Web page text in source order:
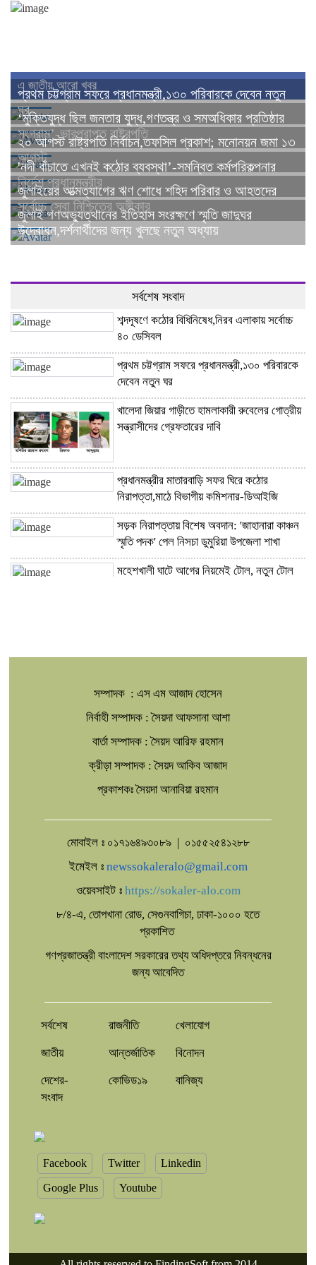
এ জাতীয় আরো খবর
প্রথম চট্টগ্রাম সফরে প্রধানমন্ত্রী,১৩০ পরিবারকে দেবেন নতুন
ঘর
‘মুক্তিযুদ্ধ ছিল জনতার যুদ্ধ,গণতন্ত্র ও সমঅধিকার প্রতিষ্ঠার
সংগ্রাম’-ভারপ্রাপ্ত রাষ্ট্রপতি
২০ আগস্ট রাষ্ট্রপতি নির্বাচন,তফসিল প্রকাশ; মনোনয়ন জমা ১৩
আগস্ট
'নদী বাঁচাতে এখনই কঠোর ব্যবস্থা’-সমন্বিত কর্মপরিকল্পনার
নির্দেশ প্রধানমন্ত্রীর
জুলাইয়ের আত্মত্যাগের ঋণ শোধে শহিদ পরিবার ও আহতদের
সর্বোচ্চ সেবা নিশ্চিতের অঙ্গীকার
জুলাই গণঅভ্যুত্থানের ইতিহাস সংরক্ষণে স্মৃতি জাদুঘর
উদ্বোধন,দর্শনার্থীদের জন্য খুলছে নতুন অধ্যায়
সর্বশেষ সংবাদ
শব্দদূষণে কঠোর বিধিনিষেধ,নিরব এলাকায় সর্বোচ্চ
৪০ ডেসিবল
প্রথম চট্টগ্রাম সফরে প্রধানমন্ত্রী,১৩০ পরিবারকে
দেবেন নতুন ঘর
খালেদা জিয়ার গাড়ীতে হামলাকারী রুবেলের গোত্রীয়
সন্ত্রাসীদের গ্রেফতারের দাবি
প্রধানমন্ত্রীর মাতারবাড়ি সফর ঘিরে কঠোর
নিরাপত্তা,মাঠে বিভাগীয় কমিশনার-ডিআইজি
সড়ক নিরাপত্তায় বিশেষ অবদান: 'জাহানারা কাঞ্চন
স্মৃতি পদক' পেল নিসচা ডুমুরিয়া উপজেলা শাখা
মহেশখালী ঘাটে আগের নিয়মেই টোল, নতুন টোল
সম্মেলন অনুষ্ঠিত
সাতক্ষীরার তালায় মাঠে ঘাস কাটতে গিয়ে বজ্রপাতে
ব্যবসায়ীর মৃত্যু
ঠাকুরগাঁওয়ে সড়ক দু'র্ঘট'নায় স্কুল শিক্ষার্থীসহ
নি'হ'ত ২,আ'হ'ত ১
সম্পাদক : এস এম আজাদ হোসেন
নির্বাহী সম্পাদক : সৈয়দা আফসানা আশা
বার্তা সম্পাদক : সৈয়দ আরিফ রহমান
ক্রীড়া সম্পাদক : সৈয়দ আকিব আজাদ
প্রকাশকঃ সৈয়দা আনাবিয়া রহমান
মোবাইল ঃ ০১৭১৬৪৯৩০৮৯ | ০১৫৫২৫৪১২৮৮
ইমেইল ঃ newssokaleralo@gmail.com
ওয়েবসাইট ঃ https://sokaler-alo.com
৮/৪-এ, তোপখানা রোড, সেগুনবাগিচা, ঢাকা-১০০০ হতে
প্রকাশিত
গণপ্রজাতন্ত্রী বাংলাদেশ সরকারের তথ্য অধিদপ্তরে নিবন্ধনের
জন্য আবেদিত
সর্বশেষ
জাতীয়
দেশের-
সংবাদ
রাজনীতি
আন্তর্জাতিক
কোভিড১৯
খেলাযোগ
বিনোদন
বানিজ্য
Facebook Twitter Linkedin
Google Plus Youtube